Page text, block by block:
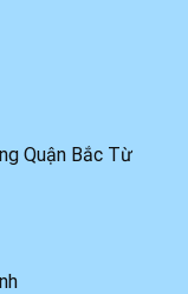
Quận Bắc Từ